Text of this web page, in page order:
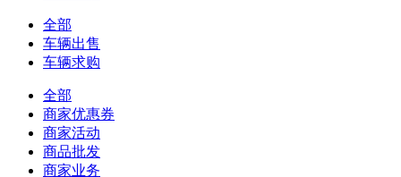
全部
车辆出售
车辆求购
全部
商家优惠券
商家活动
商品批发
商家业务